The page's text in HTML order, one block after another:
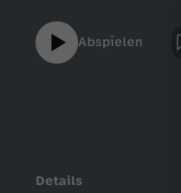
BUBBLES-
ACHTUNG:
Abspielen
Details